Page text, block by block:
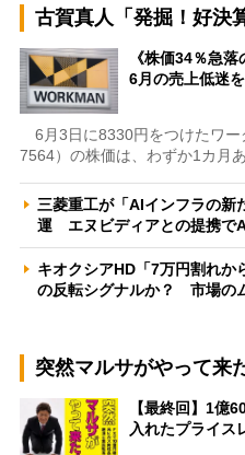
古賀真人「発掘！好決
《株価34％急
6月の売上低迷
6月3日に8330円をつけたワー
7564）の株価は、わずか1カ月
三菱重工が「AIインフラの新
運 エヌビディアとの提携で
キオクシアHD「7万円割れか
の反転シグナルか？ 市場の
突然マルサがやって来
【最終回】1億
入れたプライ